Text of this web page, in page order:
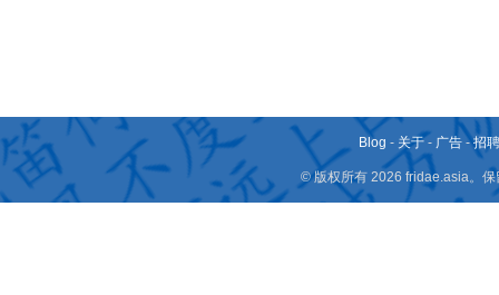
Blog - 关于 - 广告 -招
© 版权所有 2026 fridae.asia。